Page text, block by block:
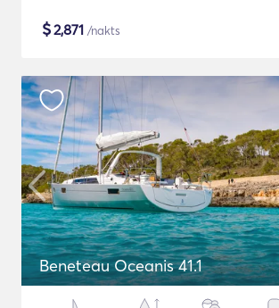
$2,871 /nakts
Beneteau Oceanis 41.1